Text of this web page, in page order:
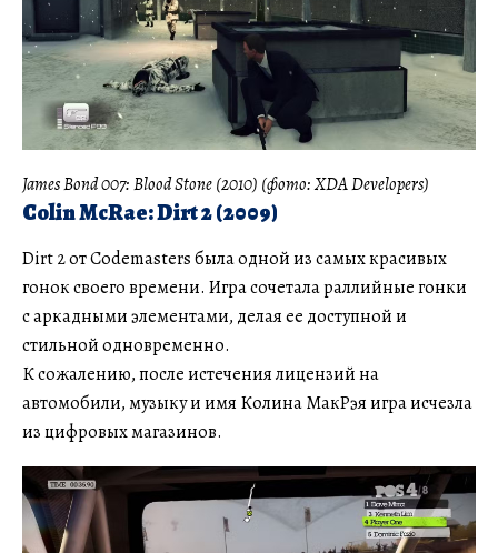
James Bond 007: Blood Stone (2010) (фото: XDA Developers)
Colin McRae: Dirt 2 (2009)
Dirt 2 от Codemasters была одной из самых красивых
гонок своего времени. Игра сочетала раллийные гонки
с аркадными элементами, делая ее доступной и
стильной одновременно.
К сожалению, после истечения лицензий на
автомобили, музыку и имя Колина МакРэя игра исчезла
из цифровых магазинов.